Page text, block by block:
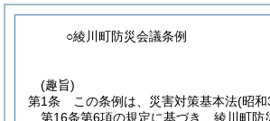
○綾川町防災会議条例
(趣旨)
第1条
この条例は、災害対策基本法(昭和
第16条第6項の規定に基づき、綾川町防